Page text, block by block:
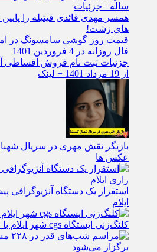
ساله+ جزئیات
همسر مهدی قائدی فیتیله را
های زشت!
قیمت روز گوشی سامسونگ در امروز 10 آذر 1400+
فال روزانه در 4 فروردین 1401
از 19 مرداد 1401 + لینک
بازیگر نقش مهری در سریال
عکس ها
استقرار یک دستگاه آنژیوگرافی
ایلام
کلنگ‌زنی ایستگاه cgs شهر ایلام با حضور استاندار ایلام